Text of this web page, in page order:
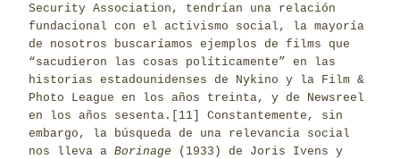
Security Association, tendrían una relación
fundacional con el activismo social, la mayoría
de nosotros buscaríamos ejemplos de films que
“sacudieron las cosas políticamente” en las
historias estadounidenses de Nykino y la Film &
Photo League en los años treinta, y de Newsreel
en los años sesenta. [11]
Constantemente, sin
embargo, la búsqueda de una relevancia social
nos lleva a Borinage
(1933) de Joris Ivens y